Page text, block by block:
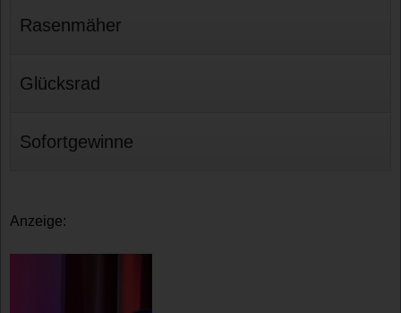
Rasenmäher
Glücksrad
Sofortgewinne
Anzeige: